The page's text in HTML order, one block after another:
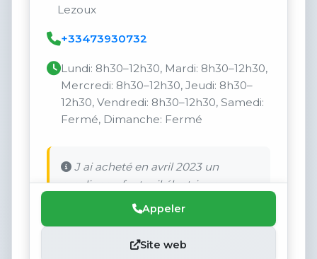
Lezoux
+33473930732
Lundi: 8h30–12h30, Mardi: 8h30–12h30,
Mercredi: 8h30–12h30, Jeudi: 8h30–
12h30, Vendredi: 8h30–12h30, Samedi:
Fermé, Dimanche: Fermé
J ai acheté en avril 2023 un
escalier ou fauteuil électrique.
Appeler
Site web